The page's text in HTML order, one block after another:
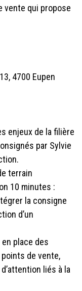
vente qui propose
4700 Eupen
enjeux de la filière
par Sylvie
terrain
10 minutes :
la consigne
d’un
en place des
de vente,
liés à la